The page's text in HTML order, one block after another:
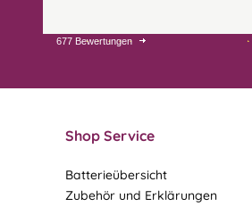
27.07.26
677 Bewertungen
Shop Service
Batterieübersicht
Zubehör und Erklärungen